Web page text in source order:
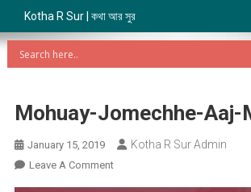
Kotha R Sur | কথা আর সুর
Mohuay-Jomechhe-Aaj-
January 15, 2019 Kotha R Sur Admin
Leave A CommentOn